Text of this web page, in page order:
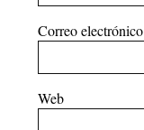
Correo electrónico
Web